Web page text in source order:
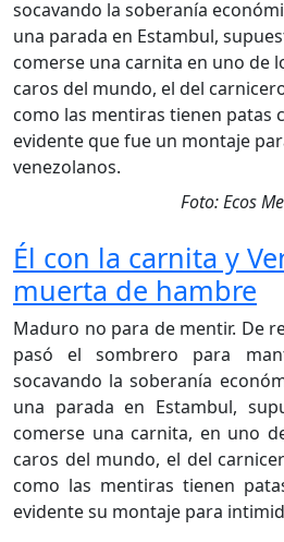
Foto: Ecos
Él con la carnita y
muerta de hambre
Maduro no para de mentir. De
pasó el sombrero para
socavando la soberanía
una parada en Estambul,
comerse una carnita, en uno
caros del mundo, el del
como las mentiras tienen
evidente su montaje para